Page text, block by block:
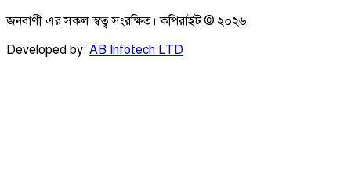
জনবাণী এর সকল স্বত্ব সংরক্ষিত। কপিরাইট © ২০২৬
Developed by: AB Infotech LTD